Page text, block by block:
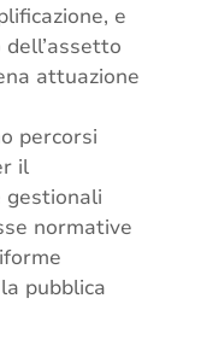
e
attuazione
percorsi
il
gestionali
normative
pubblica